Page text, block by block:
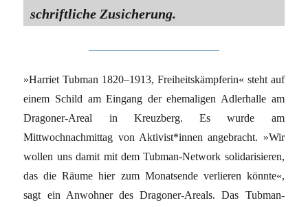
schriftliche Zusicherung.
»Harriet Tubman 1820–1913, Freiheitskämpferin« steht auf
einem Schild am Eingang der ehemaligen Adlerhalle am
Dragoner-Areal in Kreuzberg. Es wurde am
Mittwochnachmittag von Aktivist*innen angebracht. »Wir
wollen uns damit mit dem Tubman-Network solidarisieren,
das die Räume hier zum Monatsende verlieren könnte«,
sagt ein Anwohner des Dragoner-Areals. Das Tubman-